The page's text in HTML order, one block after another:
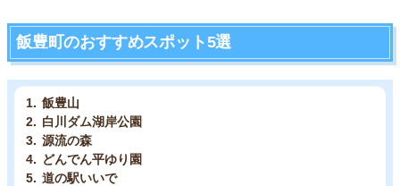
飯豊町のおすすめスポット5選
飯豊山
白川ダム湖岸公園
源流の森
どんでん平ゆり園
道の駅いいで